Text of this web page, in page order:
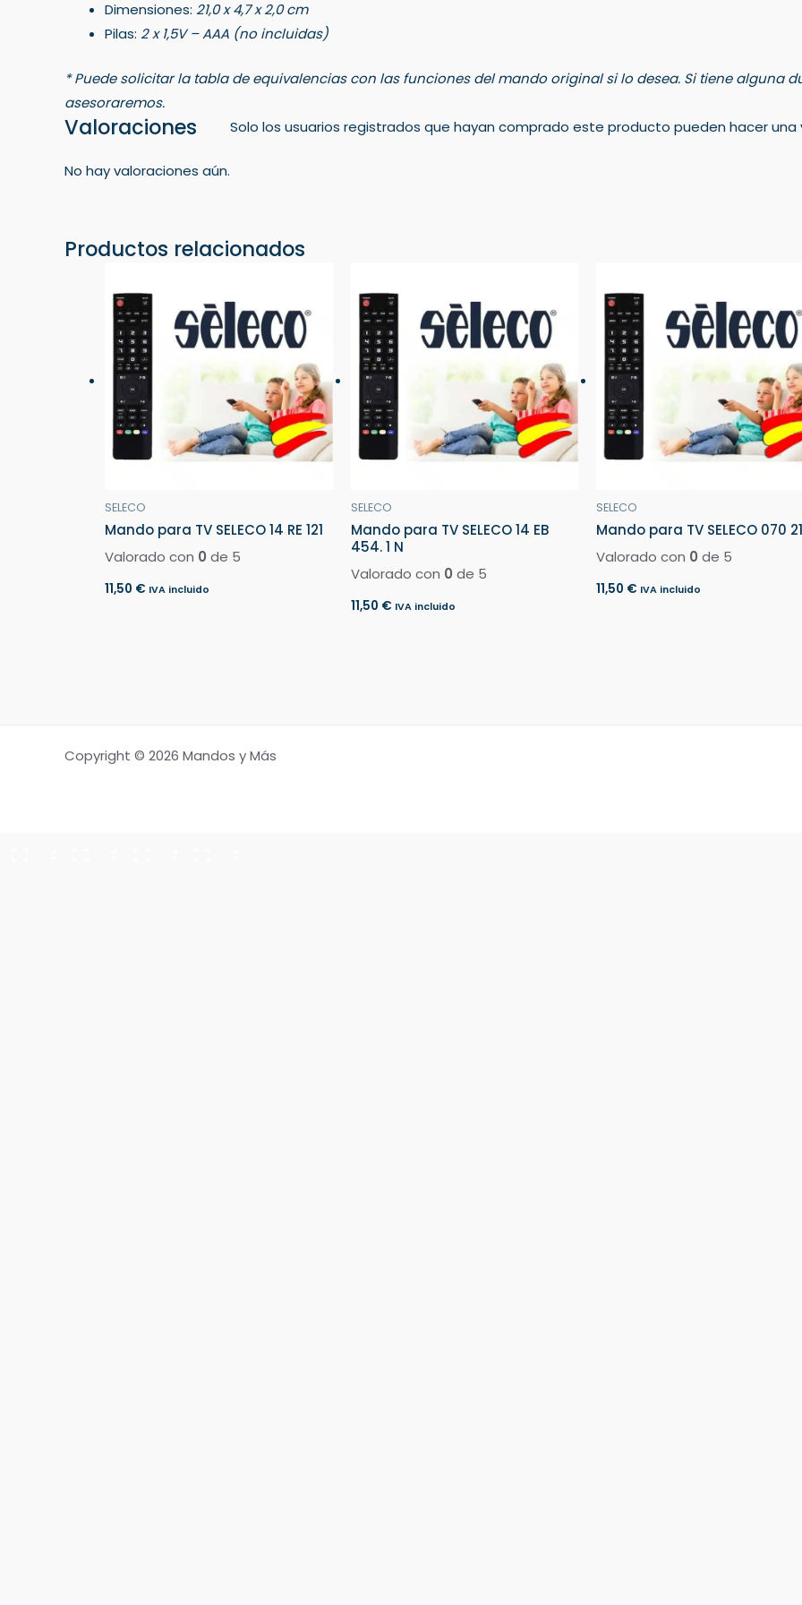
Dimensiones: 21,0 x 4,7 x 2,0 cm
Pilas: 2 x 1,5V – AAA (no incluidas)
* Puede solicitar la tabla de equivalencias con las funciones del mando original si lo desea. Si tiene alguna
asesoraremos.
Valoraciones
No hay valoraciones aún.
Solo los usuarios registrados que hayan comprado este producto pueden hacer una
Productos relacionados
SELECO
Mando para TV SELECO 14 RE 121
Valorado con 0 de 5
11,50 € IVA incluido
SELECO
Mando para TV SELECO 14 EB
454. 1 N
Valorado con 0 de 5
11,50 € IVA incluido
SELECO
Mando para TV SELECO 070
Valorado con 0 de 5
11,50 € IVA incluido
Copyright © 2026 Mandos y Más